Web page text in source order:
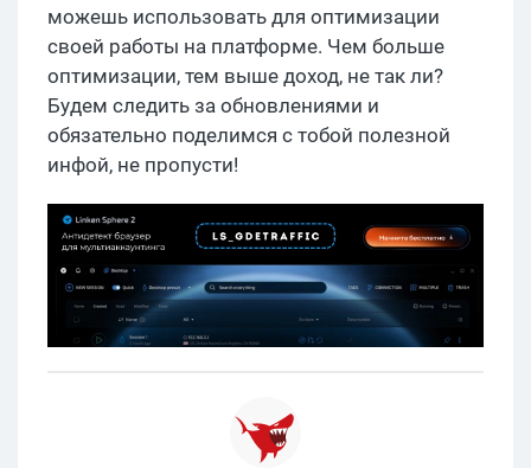
можешь использовать для оптимизации
своей работы на платформе. Чем больше
оптимизации, тем выше доход, не так ли?
Будем следить за обновлениями и
обязательно поделимся с тобой полезной
инфой, не пропусти!